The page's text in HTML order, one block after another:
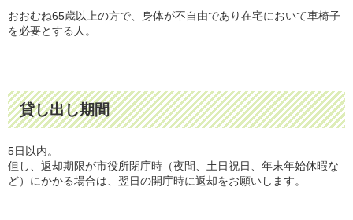
おおむね65歳以上の方で、身体が不自由であり在宅において車椅子
を必要とする人。
貸し出し期間
5日以内。
但し、返却期限が市役所閉庁時（夜間、土日祝日、年末年始休暇な
ど）にかかる場合は、翌日の開庁時に返却をお願いします。